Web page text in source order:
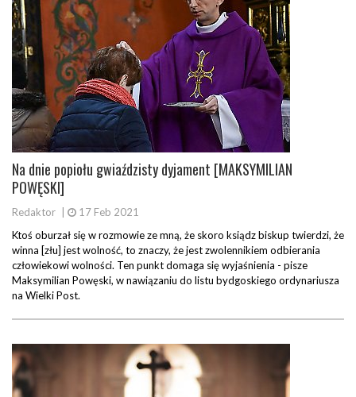
Na dnie popiołu gwiaździsty dyjament [MAKSYMILIAN
POWĘSKI]
Redaktor
17 Feb 2021
Ktoś oburzał się w rozmowie ze mną, że skoro ksiądz biskup twierdzi, że
winna [złu] jest wolność, to znaczy, że jest zwolennikiem odbierania
człowiekowi wolności. Ten punkt domaga się wyjaśnienia - pisze
Maksymilian Powęski, w nawiązaniu do listu bydgoskiego ordynariusza
na Wielki Post.